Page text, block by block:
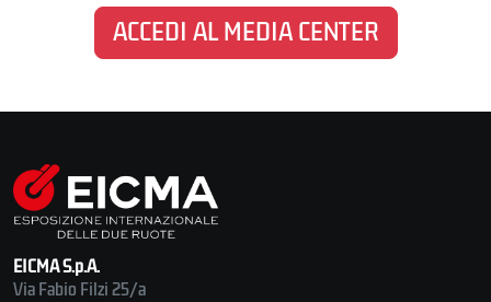
ACCEDI AL MEDIA CENTER
EICMA S.p.A.
Via Fabio Filzi 25/a